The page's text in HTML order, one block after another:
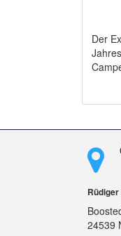
Der
24539